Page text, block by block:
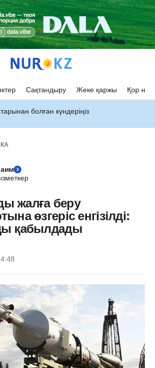
Сақтандыру Жеке қаржы Қор
болған күндеріңіз
жалға беру
өзгеріс енгізілді:
қабылдады